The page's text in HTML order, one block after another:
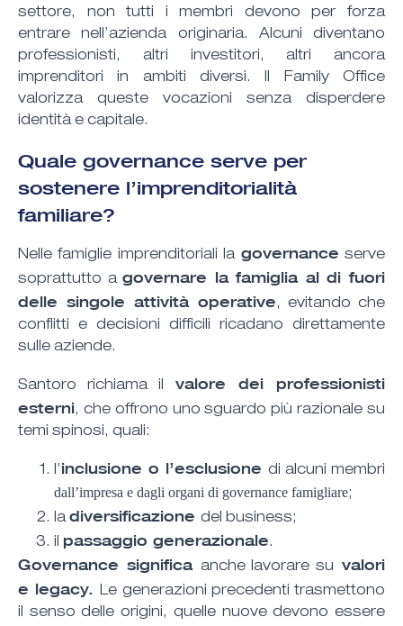
settore, non tutti i membri devono per forza
entrare nell’azienda originaria. Alcuni diventano
professionisti, altri investitori, altri ancora
imprenditori in ambiti diversi. Il Family Office
valorizza queste vocazioni senza disperdere
identità e capitale.
Quale governance serve per
sostenere l’imprenditorialità
familiare?
Nelle famiglie imprenditoriali la governance serve
soprattutto agovernare la famiglia al di fuori
delle singole attività operative, evitando che
conflitti e decisioni difficili ricadano direttamente
sulle aziende.
Santoro richiama il valore dei professionisti
esterni, che offrono uno sguardo più razionale su
temi spinosi, quali:
l’inclusione o l’esclusione di alcuni membri
dall’impresa e dagli organi di governance famigliare;
ladiversificazione del business;
il passaggio generazionale.
Governance significa anche lavorare su
valori
e legacy.Le generazioni precedenti trasmettono
il senso delle origini, quelle nuove devono essere